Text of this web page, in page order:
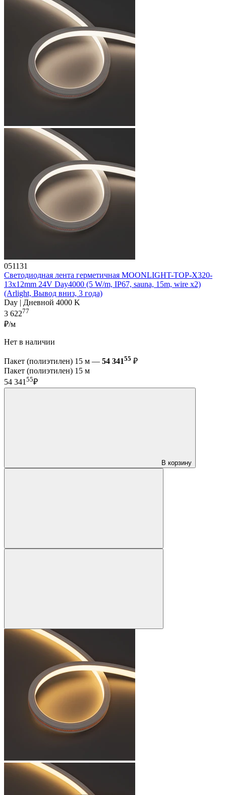
051131
Светодиодная лента герметичная MOONLIGHT-TOP-X320-
13x12mm 24V Day4000 (5 W/m, IP67, sauna, 15m, wire x2)
(Arlight, Вывод вниз, 3 года)
Day | Дневной 4000 K
3 62277
₽/м
Нет в наличии
Пакет (полиэтилен) 15 м — 54 34155 ₽
Пакет (полиэтилен) 15 м
54 34155₽
В корзину